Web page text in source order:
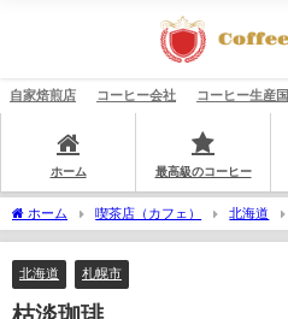
自家焙煎店 コーヒー会社 コーヒー生産国
ホーム 最高級のコーヒー
ホーム 喫茶店（カフェ） 北海道
北海道 札幌市